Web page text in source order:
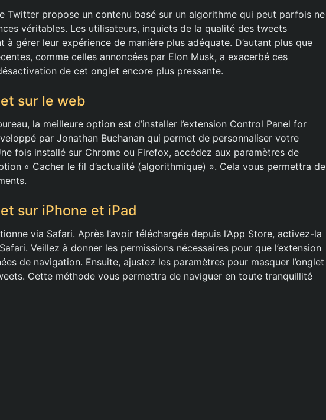
Twitter propose un contenu basé sur un algorithme qui peut parfois ne
véritables. Les utilisateurs, inquiets de la qualité des tweets
à gérer leur expérience de manière plus adéquate. D’autant plus que
comme celles annoncées par Elon Musk, a exacerbé ces
de cet onglet encore plus pressante.
sur le web
la meilleure option est d’installer l’extension Control Panel for
par Jonathan Buchanan qui permet de personnaliser votre
fois installé sur Chrome ou Firefox, accédez aux paramètres de
« Cacher le fil d’actualité (algorithmique) ». Cela vous permettra de
sur iPhone et iPad
via Safari. Après l’avoir téléchargée depuis l’App Store, activez-la
Veillez à donner les permissions nécessaires pour que l’extension
de navigation. Ensuite, ajustez les paramètres pour masquer l’onglet
Cette méthode vous permettra de naviguer en toute tranquillité